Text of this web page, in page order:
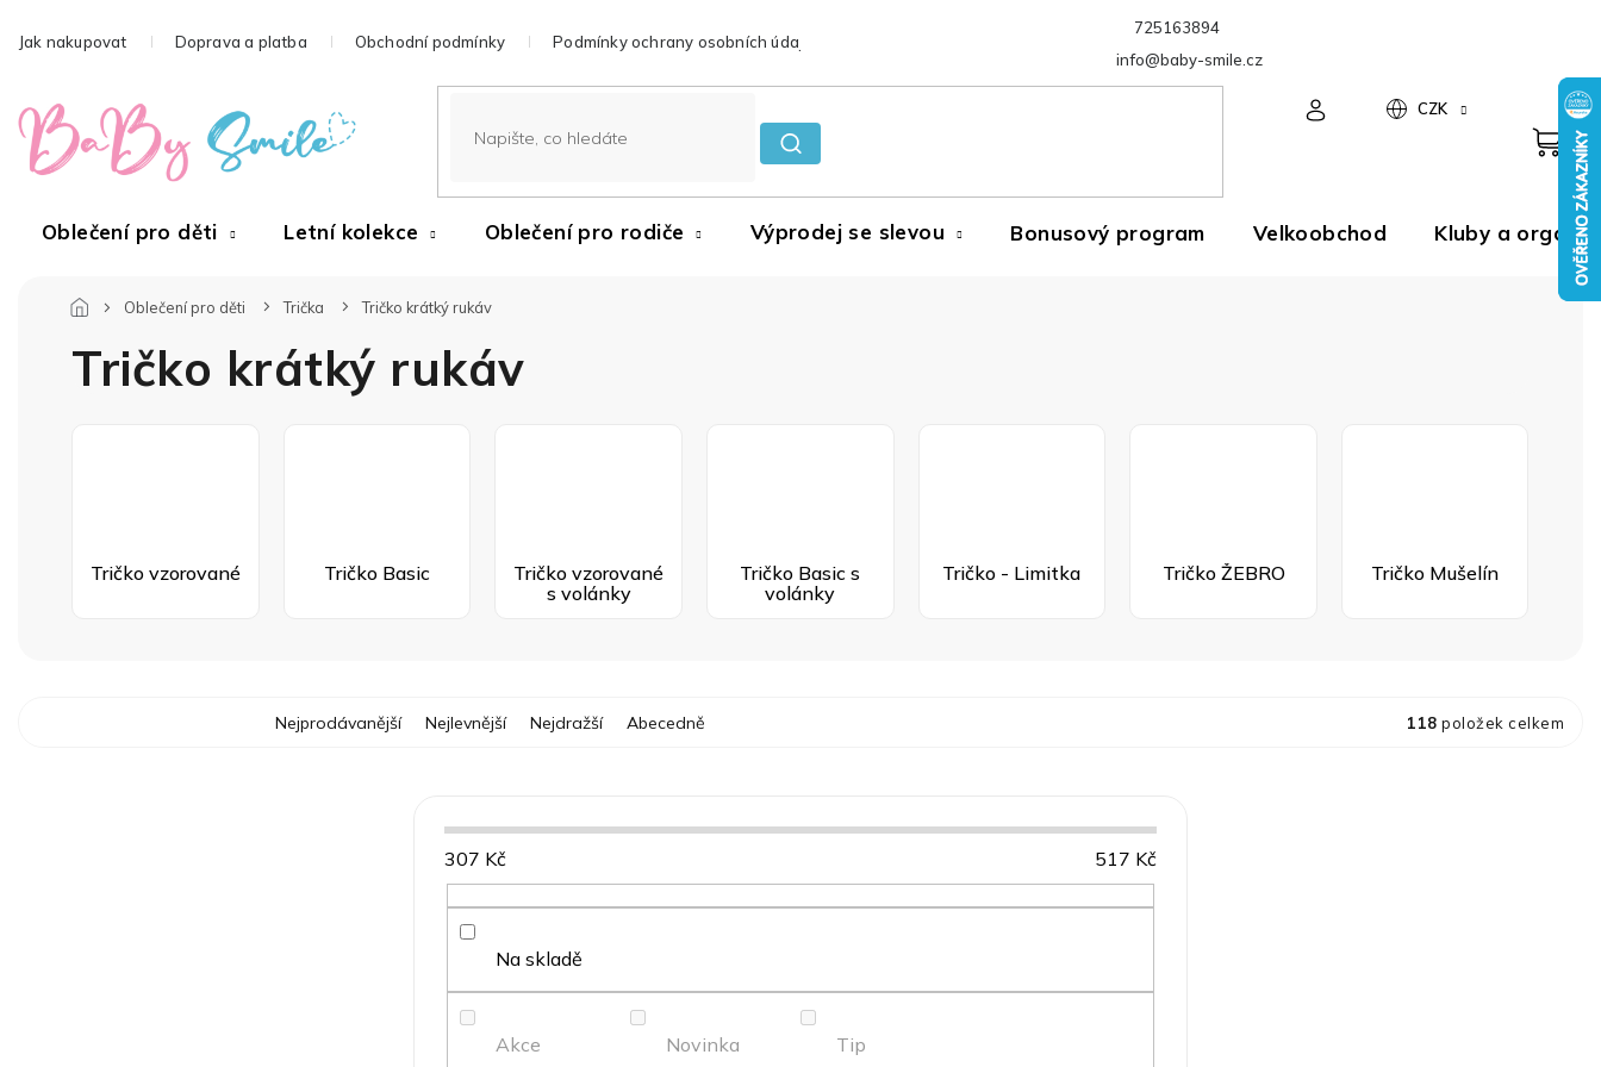
na
725163894
info@baby-smile.cz
Jak nakupovat Doprava a platba Obchodní podmínky Podmínky ochrany osobních údajů
CZK
Oblečení pro děti Letní kolekce Oblečení pro rodiče Výprodej se slevou Bonusový program Velkoobchod Kluby a
Oblečení pro děti Trička Tričko krátký rukáv
Tričko krátký rukáv
Tričko vzorované Tričko Basic
Tričko vzorované
s volánky
Tričko Basic s
volánky
Tričko - Limitka Tričko ŽEBRO Tričko Mušelín
Ř
aNejprodávanější Nejlevnější Nejdražší Abecedně 118 položek celkem
307 Kč 517 Kč
Na skladě
Akce Novinka Tip